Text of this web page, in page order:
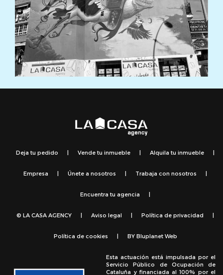
Deja tu pedido | Vende tu inmueble | Alquila tu inmueble |
Empresa | Únete a nosotros | Trabaja con nosotros |
Encuentra tu agencia |
© LA CASA AGENCY | Aviso legal | Política de privacidad |
Política de cookies | BY Bluplanet Web
Esta actuación está impulsada por el
Servicio Público de Ocupación de
Cataluña y financiada al 100% por el